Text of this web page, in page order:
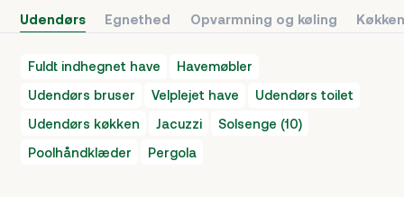
Udendørs Egnethed Opvarmning og køling
Fuldt indhegnet have
Havemøbler
Udendørs bruser
Velplejet have
Udendørs toilet
Udendørs køkken
Jacuzzi
Solsenge (10)
Poolhåndklæder
Pergola